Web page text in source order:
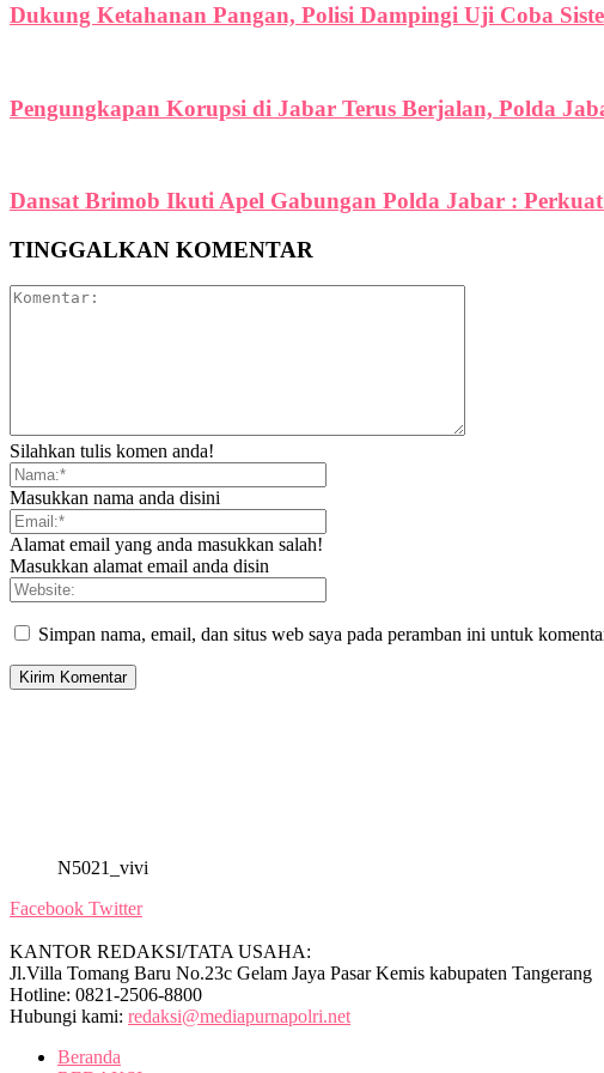
Dukung Ketahanan Pangan, Polisi Dampingi Uji Coba
Pengungkapan Korupsi di Jabar Terus Berjalan, Polda
Dansat Brimob Ikuti Apel Gabungan Polda Jabar :
TINGGALKAN KOMENTAR
Silahkan tulis komen anda!
Masukkan nama anda disini
Alamat email yang anda masukkan salah!
Masukkan alamat email anda disin
Simpan nama, email, dan situs web saya pada peramban ini untuk
N5021_vivi
Facebook Twitter
KANTOR REDAKSI/TATA USAHA:
Jl.Villa Tomang Baru No.23c Gelam Jaya Pasar Kemis kabupaten Tangerang
Hotline: 0821-2506-8800
Hubungi kami: redaksi@mediapurnapolri.net
Beranda